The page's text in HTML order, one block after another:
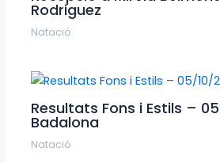
Rodriguez
Natació
Resultats Fons i Estils –
Badalona
Natació